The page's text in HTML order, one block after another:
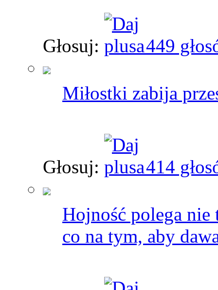
Głosuj: 449
Miłostki zabija
Głosuj: 414
Hojność polega nie
co na tym, aby